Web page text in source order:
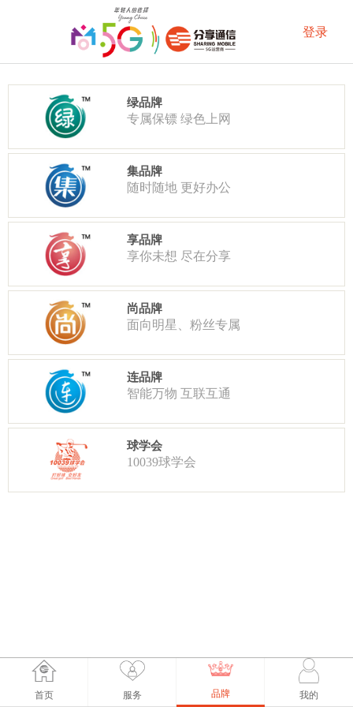
首页 服务 品牌 我的
绿品牌
专属保镖 绿色上网
集品牌
随时随地 更好办公
享品牌
享你未想 尽在分享
尚品牌
面向明星、粉丝专属
连品牌
智能万物 互联互通
球学会
10039球学会